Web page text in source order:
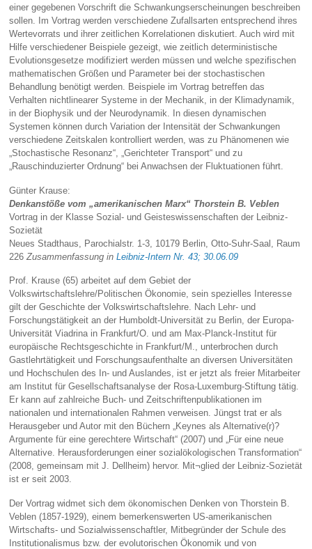
einer gegebenen Vorschrift die Schwankungserscheinungen beschreiben
sollen. Im Vortrag werden verschiedene Zufallsarten entsprechend ihres
Wertevorrats und ihrer zeitlichen Korrelationen diskutiert. Auch wird mit
Hilfe verschiedener Beispiele gezeigt, wie zeitlich deterministische
Evolutionsgesetze modifiziert werden müssen und welche spezifischen
mathematischen Größen und Parameter bei der stochastischen
Behandlung benötigt werden. Beispiele im Vortrag betreffen das
Verhalten nichtlinearer Systeme in der Mechanik, in der Klimadynamik,
in der Biophysik und der Neurodynamik. In diesen dynamischen
Systemen können durch Variation der Intensität der Schwankungen
verschiedene Zeitskalen kontrolliert werden, was zu Phänomenen wie
„Stochastische Resonanz“, „Gerichteter Transport“ und zu
„Rauschinduzierter Ordnung“ bei Anwachsen der Fluktuationen führt.
Günter Krause:
Denkanstöße vom „amerikanischen Marx“ Thorstein B. Veblen
Vortrag in der Klasse Sozial- und Geisteswissenschaften der Leibniz-
Sozietät
Neues Stadthaus, Parochialstr. 1-3, 10179 Berlin, Otto-Suhr-Saal, Raum
226Zusammenfassung inLeibniz-Intern Nr. 43; 30.06.09
Prof. Krause (65) arbeitet auf dem Gebiet der
Volkswirtschaftslehre/Politischen Ökonomie, sein spezielles Interesse
gilt der Geschichte der Volkswirtschaftslehre. Nach Lehr- und
Forschungstätigkeit an der Humboldt-Universität zu Berlin, der Europa-
Universität Viadrina in Frankfurt/O. und am Max-Planck-Institut für
europäische Rechtsgeschichte in Frankfurt/M., unterbrochen durch
Gastlehrtätigkeit und Forschungsaufenthalte an diversen Universitäten
und Hochschulen des In- und Auslandes, ist er jetzt als freier Mitarbeiter
am Institut für Gesellschaftsanalyse der Rosa-Luxemburg-Stiftung tätig.
Er kann auf zahlreiche Buch- und Zeitschriftenpublikationen im
nationalen und internationalen Rahmen verweisen. Jüngst trat er als
Herausgeber und Autor mit den Büchern „Keynes als Alternative(r)?
Argumente für eine gerechtere Wirtschaft“ (2007) und „Für eine neue
Alternative. Herausforderungen einer sozialökologischen Transformation“
(2008, gemeinsam mit J. Dellheim) hervor. Mit¬glied der Leibniz-Sozietät
ist er seit 2003.
Der Vortrag widmet sich dem ökonomischen Denken von Thorstein B.
Veblen (1857-1929), einem bemerkenswerten US-amerikanischen
Wirtschafts- und Sozialwissenschaftler, Mitbegründer der Schule des
Institutionalismus bzw. der evolutorischen Ökonomik und von